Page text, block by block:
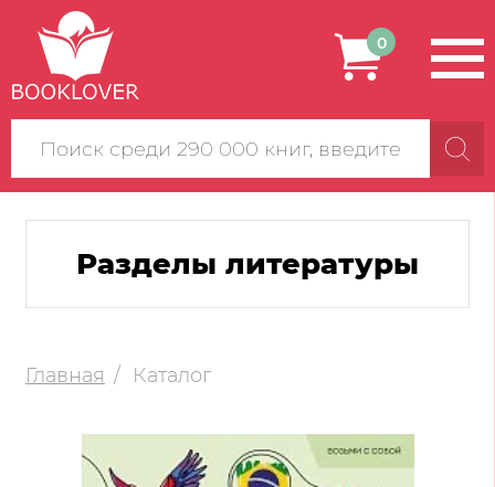
Поиск
по
сайту
0
Разделы литературы
Главная Каталог